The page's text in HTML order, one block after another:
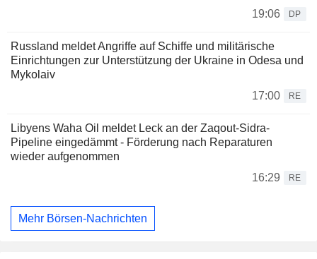
19:06
DP
Russland meldet Angriffe auf Schiffe und militärische
Einrichtungen zur Unterstützung der Ukraine in Odesa und
Mykolaiv
17:00
RE
Libyens Waha Oil meldet Leck an der Zaqout-Sidra-
Pipeline eingedämmt - Förderung nach Reparaturen
wieder aufgenommen
16:29
RE
Mehr Börsen-Nachrichten